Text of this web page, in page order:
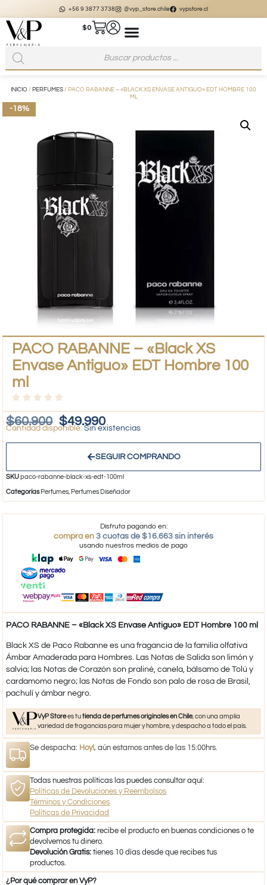
+56 9 3877 3738 @vyp_store.chile vypstore.cl
$0
INICIO / PERFUMES / PACO RABANNE – «BLACK XS ENVASE ANTIGUO» EDT HOMBRE 100
ML
-18%
PACO RABANNE – «Black XS
Envase Antiguo» EDT Hombre 100
ml
$60.900 $49.990
Sin existencias
SEGUIR COMPRANDO
SKUpaco-rabanne-black-xs-edt-100ml
Categorías Perfumes, Perfumes Diseñador
Disfruta pagando en:
compra en 3 cuotas de $16.663 sin interés
usando nuestros medios de pago
PACO RABANNE – «Black XS Envase Antiguo» EDT Hombre 100 ml
Black XS de Paco Rabanne es una fragancia de la familia olfativa
Ámbar Amaderada para Hombres. Las Notas de Salida son limón y
salvia; las Notas de Corazón son praliné, canela, bálsamo de Tolú y
cardamomo negro; las Notas de Fondo son palo de rosa de Brasil,
pachulí y ámbar negro.
VyP Storees tutienda de perfumes originales en Chile, con una amplia
variedad de fragancias para mujer y hombre, y despacho a todo el país.
Se despacha: Hoy!, aún estamos antes de las 15:00hrs.
Todas nuestras políticas las puedes consultar aquí:
Políticas de Devoluciones y Reembolsos
Términos y Condiciones
Políticas de Privacidad
Compra protegida: recibe el producto en buenas condiciones o te
devolvemos tu dinero.
Devolución Gratis: tienes 10 días desde que recibes tus
productos.
¿Por qué comprar en VyP?